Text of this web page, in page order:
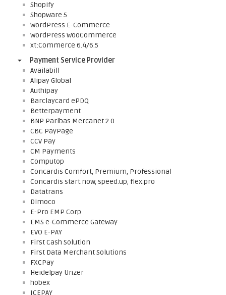
Shopify
Shopware 5
WordPress E-Commerce
WordPress WooCommerce
xt:Commerce 6.4/6.5
Payment Service Provider
Availabill
Alipay Global
Authipay
Barclaycard ePDQ
Betterpayment
BNP Paribas Mercanet 2.0
CBC PayPage
CCV Pay
CM Payments
Computop
Concardis Comfort, Premium, Professional
Concardis start.now, speed.up, flex.pro
Datatrans
Dimoco
E-Pro EMP Corp
EMS e-Commerce Gateway
EVO E-PAY
First Cash Solution
First Data Merchant Solutions
FXCPay
Heidelpay Unzer
hobex
ICEPAY